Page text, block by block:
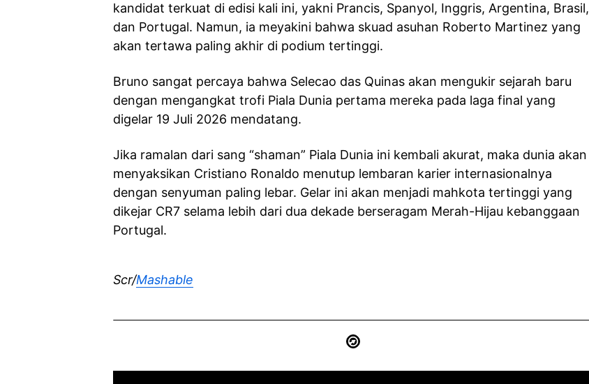
kandidat terkuat di edisi kali ini, yakni Prancis, Spanyol, Inggris, Argentina, Brasil,
dan Portugal. Namun, ia meyakini bahwa skuad asuhan Roberto Martinez yang
akan tertawa paling akhir di podium tertinggi.
Bruno sangat percaya bahwa Selecao das Quinas akan mengukir sejarah baru
dengan mengangkat trofi Piala Dunia pertama mereka pada laga final yang
digelar 19 Juli 2026 mendatang.
Jika ramalan dari sang “shaman” Piala Dunia ini kembali akurat, maka dunia akan
menyaksikan Cristiano Ronaldo menutup lembaran karier internasionalnya
dengan senyuman paling lebar. Gelar ini akan menjadi mahkota tertinggi yang
dikejar CR7 selama lebih dari dua dekade berseragam Merah-Hijau kebanggaan
Portugal.
Scr/Mashable